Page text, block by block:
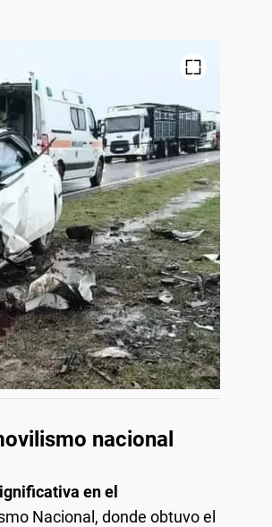
nacional
en el
Nacional, donde obtuvo el